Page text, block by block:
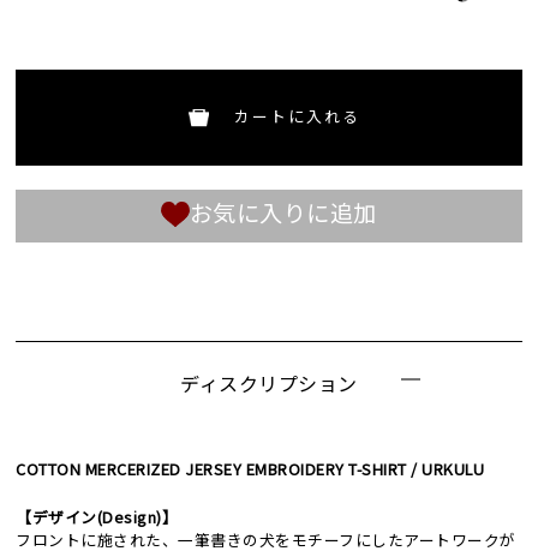
カートに入れる
お気に入りに追加
ディスクリプション
COTTON MERCERIZED JERSEY EMBROIDERY T-SHIRT / URKULU
【デザイン(Design)】
フロントに施された、一筆書きの犬をモチーフにしたアートワークが